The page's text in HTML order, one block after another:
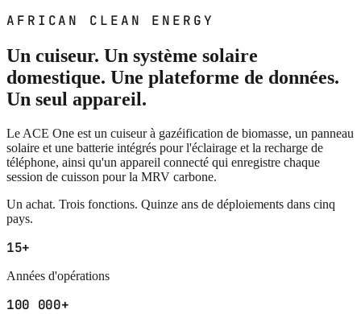
AFRICAN CLEAN ENERGY
Un cuiseur. Un système solaire
domestique. Une plateforme de données.
Un seul appareil.
Le ACE One est un cuiseur à gazéification de biomasse, un panneau
solaire et une batterie intégrés pour l'éclairage et la recharge de
téléphone, ainsi qu'un appareil connecté qui enregistre chaque
session de cuisson pour la MRV carbone.
Un achat. Trois fonctions. Quinze ans de déploiements dans cinq
pays.
15+
Années d'opérations
100 000+